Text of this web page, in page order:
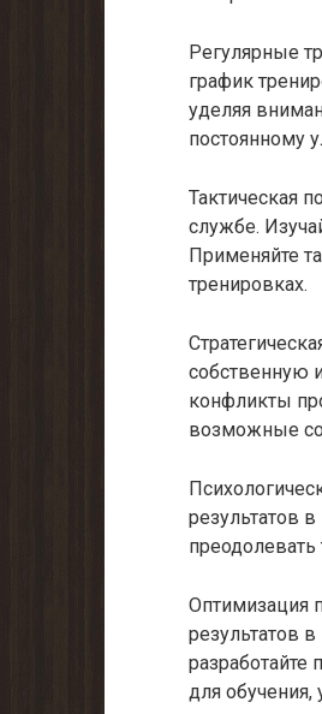
Регулярные
график
уделяя
постоянному
Тактическая
службе.
Применяйте
тренировках.
собственную
конфликты
возможные
результатов
Оптимизация
результатов
разработайте
для